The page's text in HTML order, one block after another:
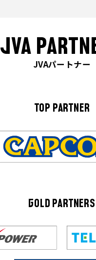
JVA
JVAパートナー
TOP PARTNER
GOLD PARTNERS